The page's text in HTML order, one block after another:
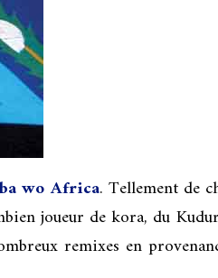
wo Africa. Tellement de
joueur de kora, du
remixes en